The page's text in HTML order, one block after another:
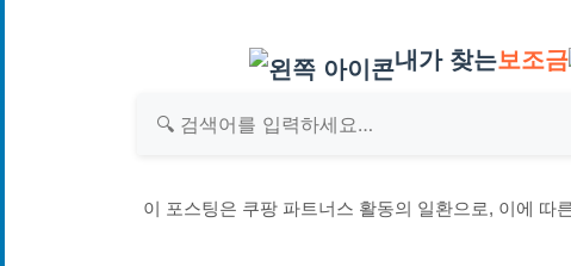
내가 찾는보조금
이 포스팅은 쿠팡 파트너스 활동의 일환으로, 이에 따